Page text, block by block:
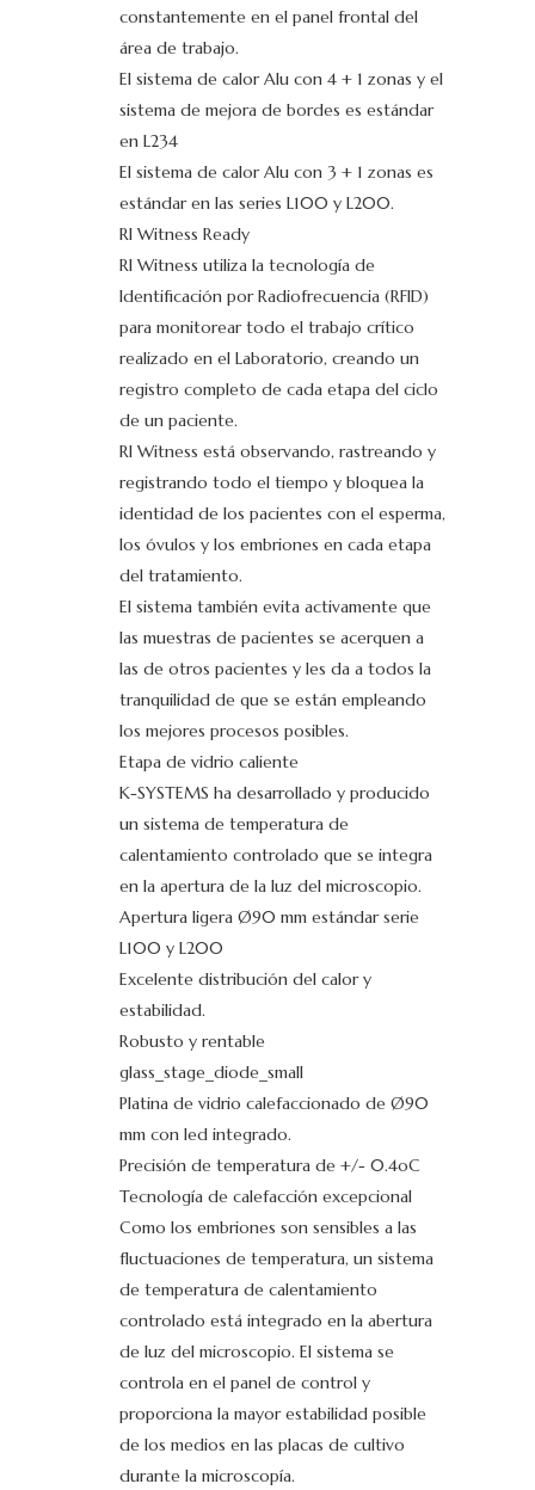
constantemente en el panel frontal del
área de trabajo.
El sistema de calor Alu con 4 + 1 zonas y el
sistema de mejora de bordes es estándar
en L234
El sistema de calor Alu con 3 + 1 zonas es
estándar en las series L100 y L200.
RI Witness Ready
RI Witness utiliza la tecnología de
Identificación por Radiofrecuencia (RFID)
para monitorear todo el trabajo crítico
realizado en el Laboratorio, creando un
registro completo de cada etapa del ciclo
de un paciente.
RI Witness está observando, rastreando y
registrando todo el tiempo y bloquea la
identidad de los pacientes con el esperma,
los óvulos y los embriones en cada etapa
del tratamiento.
El sistema también evita activamente que
las muestras de pacientes se acerquen a
las de otros pacientes y les da a todos la
tranquilidad de que se están empleando
los mejores procesos posibles.
Etapa de vidrio caliente
K-SYSTEMS ha desarrollado y producido
un sistema de temperatura de
calentamiento controlado que se integra
en la apertura de la luz del microscopio.
Apertura ligera Ø90 mm estándar serie
L100 y L200
Excelente distribución del calor y
estabilidad.
Robusto y rentable
glass_stage_diode_small
Platina de vidrio calefaccionado de Ø90
mm con led integrado.
Precisión de temperatura de +/- 0.4oC
Tecnología de calefacción excepcional
Como los embriones son sensibles a las
fluctuaciones de temperatura, un sistema
de temperatura de calentamiento
controlado está integrado en la abertura
de luz del microscopio. El sistema se
controla en el panel de control y
proporciona la mayor estabilidad posible
de los medios en las placas de cultivo
durante la microscopía.